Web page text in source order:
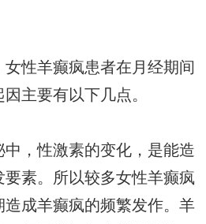
性羊癫疯患者在月经期间
主要有以下几点。
，性激素的变化，是能造
要素。所以较多女性羊癫疯
成羊癫疯的频繁发作。羊